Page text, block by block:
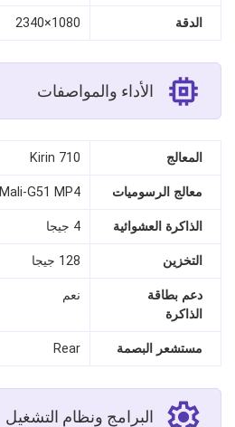
الدقة 1080×2340
الأداء والمواصفات
المعالج Kirin 710
معالج الرسوميات Mali-G51 MP4
الذاكرة العشوائية 4 جيجا
التخزين 128 جيجا
دعم بطاقة
الذاكرة
نعم
مستشعر البصمة Rear
البرامج ونظام التشغيل